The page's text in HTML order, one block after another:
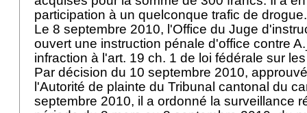
participation à un quelconque trafic de
Le 8 septembre 2010, l'Office du Juge
ouvert une instruction pénale d'office contre
infraction à l'art. 19 ch. 1 de loi fédérale sur
Par décision du 10 septembre 2010,
l'Autorité de plainte du Tribunal cantonal du
septembre 2010, il a ordonné la surveillance